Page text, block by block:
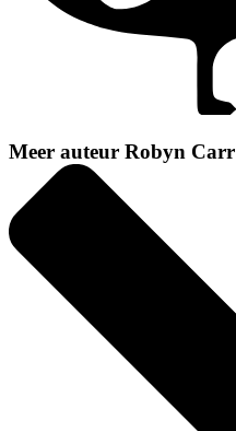
Meer auteur Robyn Carr